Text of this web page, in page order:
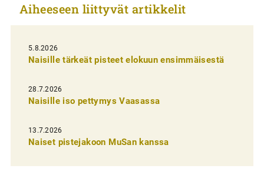
k
e
l
i
e
n
e
Aiheeseen liittyvät artikkelit
5.8.2026
Naisille tärkeät pisteet elokuun ensimmäisestä
28.7.2026
Naisille iso pettymys Vaasassa
13.7.2026
Naiset pistejakoon MuSan kanssa